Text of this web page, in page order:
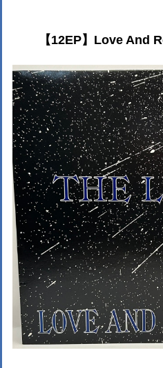
【12EP】Love And